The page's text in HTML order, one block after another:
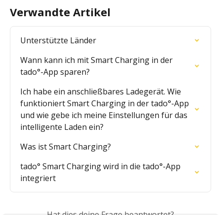
Verwandte Artikel
Unterstützte Länder
Wann kann ich mit Smart Charging in der
tado°-App sparen?
Ich habe ein anschließbares Ladegerät. Wie
funktioniert Smart Charging in der tado°-App
und wie gebe ich meine Einstellungen für das
intelligente Laden ein?
Was ist Smart Charging?
tado° Smart Charging wird in die tado°-App
integriert